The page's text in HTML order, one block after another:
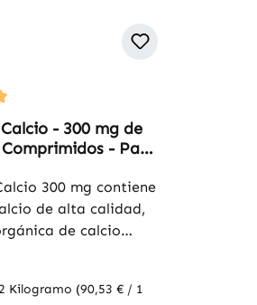
of 5 out of 5 stars
- 300 mg de
- Para
| Warnke
300 mg contiene
de alta calidad,
de calcio
por envase, el
Kilogramo (90,53 € / 1